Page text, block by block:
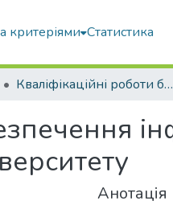
критеріями Статистика
Кваліфікаційні роботи бакалаврів
Анотація